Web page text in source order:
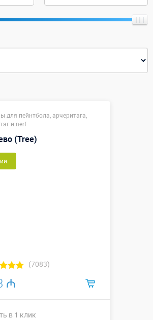
для пейнтбола, арчеритага,
и nerf
(Tree)
(7083)
₼
в 1 клик